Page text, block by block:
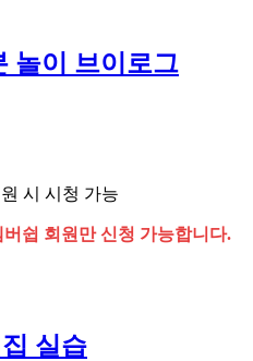
놀이 브이로그
시 시청 가능
쉽 회원만 신청 가능합니다.
실습